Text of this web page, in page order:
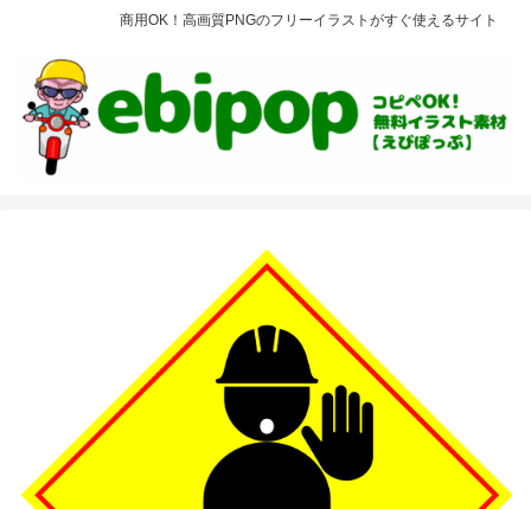
商用OK！高画質PNGのフリーイラストがすぐ使えるサイト